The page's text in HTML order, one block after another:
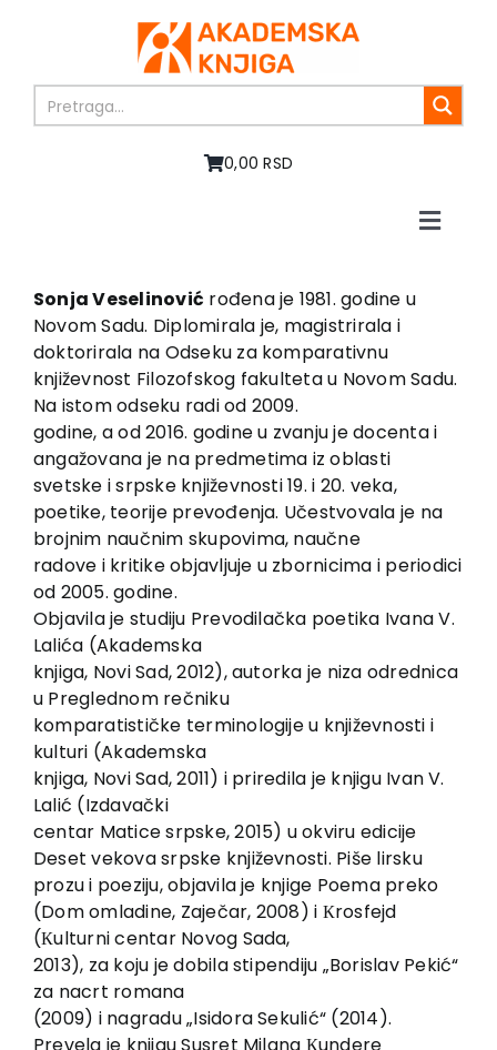
0,00 RSD
Toggle
About us
Books
In preparation
Sale
Authors
News
EU PROJECTS
Contact
Sonja Veselinović rođena je 1981. godine u
Novom Sadu. Diplomirala je, magistrirala i
doktorirala na Odseku za komparativnu
književnost Filozofskog fakulteta u Novom Sadu.
Na istom odseku radi od 2009.
godine, a od 2016. godine u zvanju je docenta i
angažovana je na predmetima iz oblasti
svetske i srpske književnosti 19. i 20. veka,
poetike, teorije prevođenja. Učestvovala je na
brojnim naučnim skupovima, naučne
radove i kritike objavljuje u zbornicima i periodici
od 2005. godine.
Objavila je studiju Prevodilačka poetika Ivana V.
Lalića (Akademska
knjiga, Novi Sad, 2012), autorka je niza odrednica
u Preglednom rečniku
komparatističke terminologije u književnosti i
kulturi (Akademska
knjiga, Novi Sad, 2011) i priredila je knjigu Ivan V.
Lalić (Izdavački
centar Matice srpske, 2015) u okviru edicije
Deset vekova srpske književnosti. Piše lirsku
prozu i poeziju, objavila je knjige Poema preko
(Dom omladine, Zaječar, 2008) i Кrosfejd
(Кulturni centar Novog Sada,
2013), za koju je dobila stipendiju „Borislav Pekić“
za nacrt romana
(2009) i nagradu „Isidora Sekulić“ (2014).